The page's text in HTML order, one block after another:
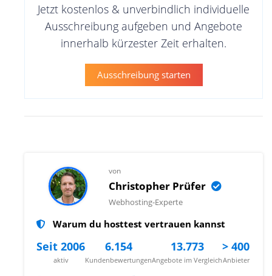
Jetzt kostenlos & unverbindlich individuelle
Ausschreibung aufgeben und Angebote
innerhalb kürzester Zeit erhalten.
Ausschreibung starten
von
Christopher Prüfer
Webhosting-Experte
Warum du hosttest vertrauen kannst
Seit 2006
aktiv
6.154
Kundenbewertungen
13.773
Angebote im Vergleich
> 400
Anbieter